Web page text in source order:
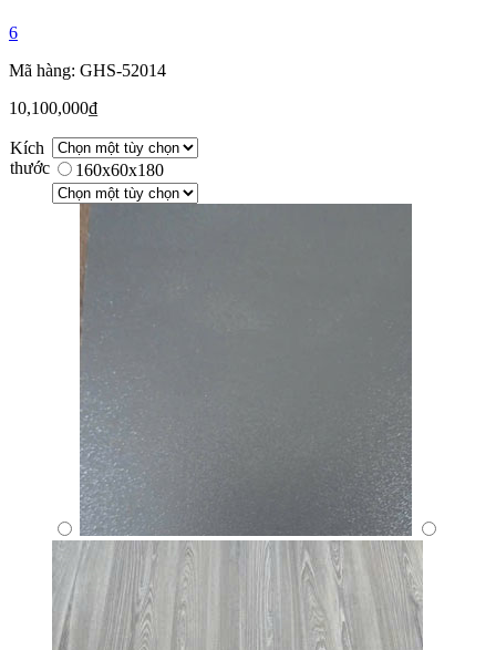
6
Mã hàng: GHS-52014
10,100,000₫
Kích
thước
160x60x180